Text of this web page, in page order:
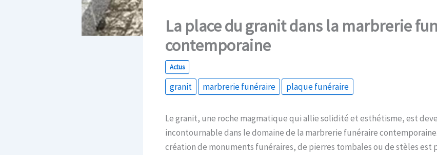
La place du granit dans la marbrerie
contemporaine
Actus
granit marbrerie funéraire plaque funéraire
Le granit, une roche magmatique qui allie solidité et esthétisme, est
incontournable dans le domaine de la marbrerie funéraire
création de monuments funéraires, de pierres tombales ou de stèles